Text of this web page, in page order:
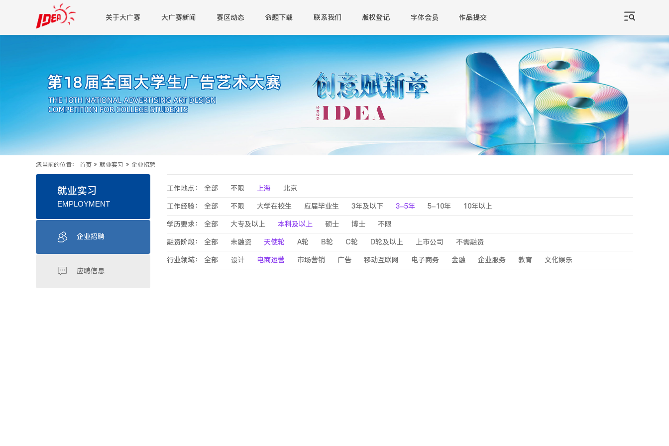
关于大广赛 大广赛新闻 赛区动态 命题下载 联系我们 版权登记 字体会员 作品提交
您当前的位置： 首页 » 就业实习 » 企业招聘
就业实习
EMPLOYMENT
企业招聘
应聘信息
工作地点： 全部 不限 上海 北京
工作经验： 全部 不限 大学在校生 应届毕业生 3年及以下 3-5年 5-10年 10年以上
学历要求： 全部 大专及以上 本科及以上 硕士 博士 不限
融资阶段： 全部 未融资 天使轮 A轮 B轮 C轮 D轮及以上 上市公司 不需融资
行业领域： 全部 设计 电商运营 市场营销 广告 移动互联网 电子商务 金融 企业服务 教育 文化娱乐